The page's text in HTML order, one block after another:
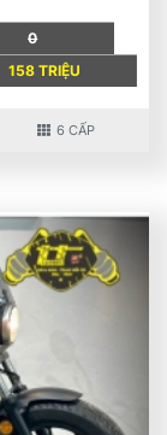
0
158 TRIỆU
6 CẤP